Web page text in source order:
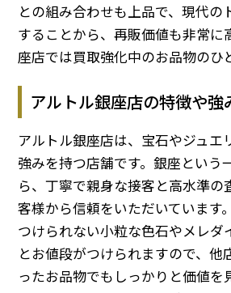
との組み合わせも上品で、現代の
することから、再販価値も非常に
座店では買取強化中のお品物のひ
アルトル銀座店の特徴や強
アルトル銀座店は、宝石やジュエ
強みを持つ店舗です。銀座という
ら、丁寧で親身な接客と高水準の
客様から信頼をいただいています
つけられない小粒な色石やメレダ
とお値段がつけられますので、他
ったお品物でもしっかりと価値を